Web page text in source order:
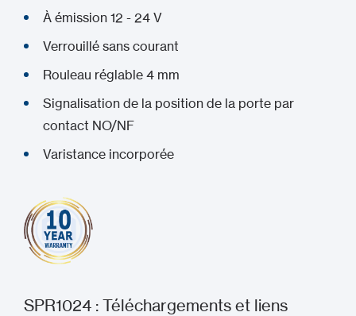
À émission 12 - 24 V
Verrouillé sans courant
Rouleau réglable 4 mm
Signalisation de la position de la porte par
contact NO/NF
Varistance incorporée
SPR1024 : Téléchargements et liens